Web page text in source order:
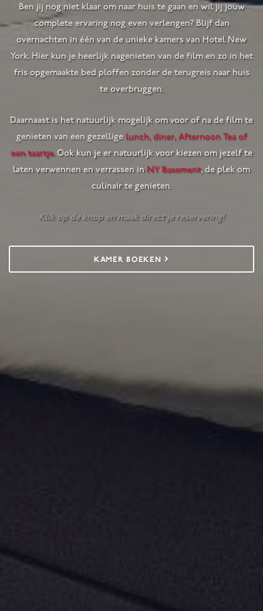
Ben jij nog niet klaar om naar huis te gaan en wil jij jouw
complete ervaring nog even verlengen? Blijf dan
overnachten in één van de unieke kamers van Hotel New
York. Hier kun je heerlijk nagenieten van de film en zo in het
fris opgemaakte bed ploffen zonder de terugreis naar huis
te overbruggen.
Daarnaast is het natuurlijk mogelijk om voor of na de film te
genieten van een gezelligelunch, diner, Afternoon Tea of
een taartje. Ook kun je er natuurlijk voor kiezen om jezelf te
laten verwennen en verrassen in NY Basement, de plek om
culinair te genieten.
Klik op de knop en maak direct je reservering!
KAMER BOEKEN